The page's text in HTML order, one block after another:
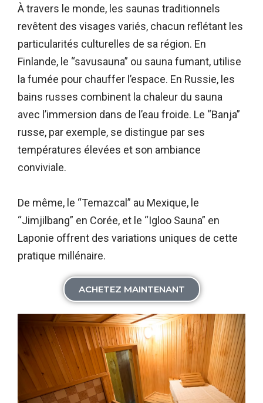
À travers le monde, les saunas traditionnels
revêtent des visages variés, chacun reflétant les
particularités culturelles de sa région. En
Finlande, le “savusauna” ou sauna fumant, utilise
la fumée pour chauffer l’espace. En Russie, les
bains russes combinent la chaleur du sauna
avec l’immersion dans de l’eau froide. Le “Banja”
russe, par exemple, se distingue par ses
températures élevées et son ambiance
conviviale.
De même, le “Temazcal” au Mexique, le
“Jimjilbang” en Corée, et le “Igloo Sauna” en
Laponie offrent des variations uniques de cette
pratique millénaire.
ACHETEZ MAINTENANT